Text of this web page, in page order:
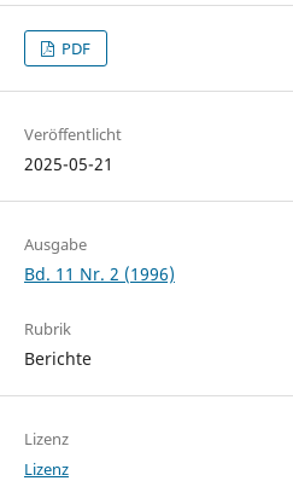
PDF
Veröffentlicht
2025-05-21
Ausgabe
Bd. 11 Nr. 2 (1996)
Rubrik
Berichte
Lizenz
Lizenz